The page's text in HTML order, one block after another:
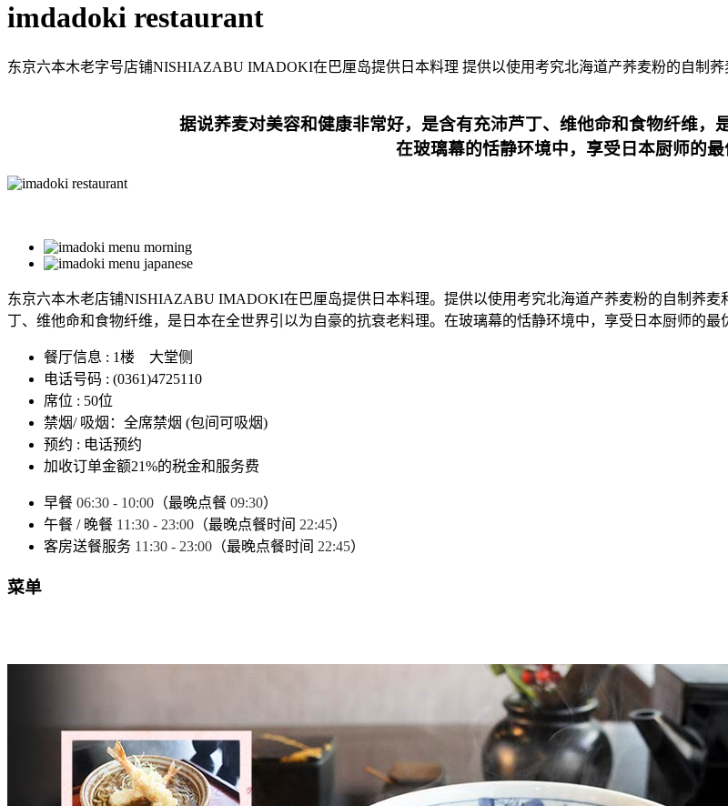
imdadoki restaurant
东京六本木老字号店铺NISHIAZABU IMADOKI在巴厘岛提供日本料理 提供以使用考究北海道产荞麦粉的自制
据说荞麦对美容和健康非常好，是含有充沛芦丁、维他命和食物纤维，
在玻璃幕的恬静环境中，享受日本厨师的最
东京六本木老店铺NISHIAZABU IMADOKI在巴厘岛提供日本料理。提供以使用考究北海道产荞麦粉的自制荞
丁、维他命和食物纤维，是日本在全世界引以为自豪的抗衰老料理。在玻璃幕的恬静环境中，享受日本厨师的最
餐厅信息 : 1楼 大堂侧
电话号码 : (0361)4725110
席位 : 50位
禁烟/ 吸烟：全席禁烟 (包间可吸烟)
预约 : 电话预约
加收订单金额21%的税金和服务费
早餐 06:30 - 10:00 （最晚点餐 09:30）
午餐 / 晚餐 11:30 - 23:00 （最晚点餐时间 22:45）
客房送餐服务 11:30 - 23:00 （最晚点餐时间 22:45）
菜单